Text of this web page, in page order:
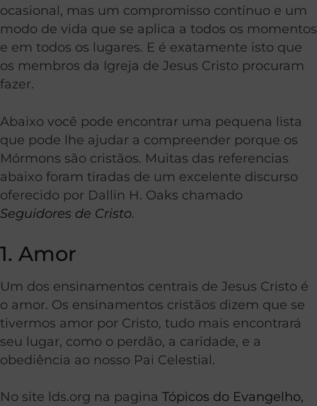
ocasional, mas um compromisso contínuo e um
modo de vida que se aplica a todos os momentos
e em todos os lugares. E é exatamente isto que
os membros da Igreja de Jesus Cristo procuram
fazer.
Abaixo você pode encontrar uma pequena lista
que pode lhe ajudar a compreender porque os
Mórmons são cristãos. Muitas das referencias
abaixo foram tiradas de um excelente discurso
oferecido por Dallin H. Oaks chamado
Seguidores de Cristo.
1. Amor
Um dos ensinamentos centrais de Jesus Cristo é
o amor. Os ensinamentos cristãos dizem que se
tivermos amor por Cristo, tudo mais encontrará
seu lugar, como o perdão, a caridade, e a
obediência ao nosso Pai Celestial.
No site lds.org na pagina Tópicos do Evangelho,